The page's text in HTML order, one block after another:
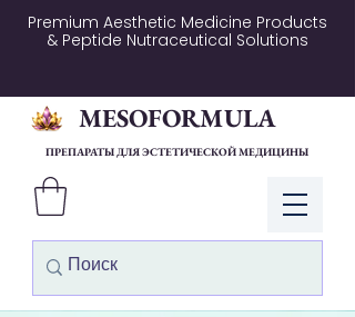
Premium Aesthetic Medicine Products
& Peptide Nutraceutical Solutions
Войти
MESOFORMULA
ПРЕПАРАТЫ ДЛЯ ЭСТЕТИЧЕСКОЙ МЕДИЦИНЫ